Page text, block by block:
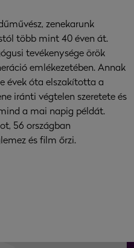
zenekarunk
több mint 40 éven át.
tevékenysége örök
emlékezetében. Annak
évek óta elszakította a
iránti végtelen szeretete és
a mai napig példát.
56 országban
és film őrzi.